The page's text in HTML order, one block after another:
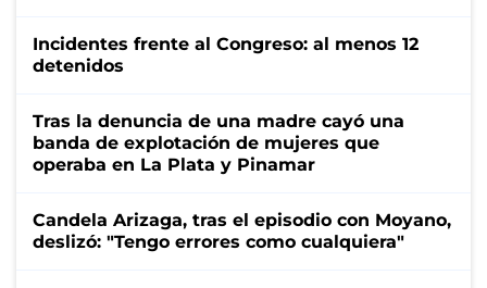
Incidentes frente al Congreso: al menos 12
detenidos
Tras la denuncia de una madre cayó una
banda de explotación de mujeres que
operaba en La Plata y Pinamar
Candela Arizaga, tras el episodio con Moyano,
deslizó: "Tengo errores como cualquiera"